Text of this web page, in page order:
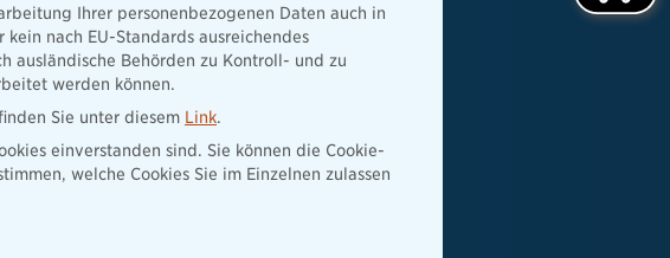
Ihrer personenbezogenen Daten auch in
nach EU-Standards ausreichendes
ausländische Behörden zu Kontroll- und zu
werden können.
Sie unter diesem Link.
einverstanden sind. Sie können die Cookie-
welche Cookies Sie im Einzelnen zulassen